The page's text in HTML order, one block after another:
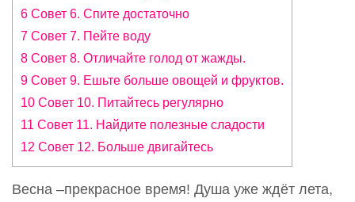
6 Совет 6. Спите достаточно
7 Совет 7. Пейте воду
8 Совет 8. Отличайте голод от жажды.
9 Совет 9. Ешьте больше овощей и фруктов.
10 Совет 10. Питайтесь регулярно
11 Совет 11. Найдите полезные сладости
12 Совет 12. Больше двигайтесь
Весна –прекрасное время! Душа уже ждёт лета,